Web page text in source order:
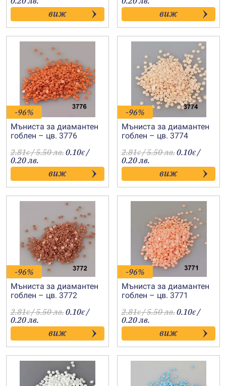
виж виж
-96%
Мъниста за диамантен
гоблен – цв. 3776
2.81€/ 5.50 лв.0.10€ /
0.20 лв.
виж
-96%
Мъниста за диамантен
гоблен – цв. 3774
2.81€/ 5.50 лв.0.10€ /
0.20 лв.
виж
-96%
Мъниста за диамантен
гоблен – цв. 3772
2.81€/ 5.50 лв.0.10€ /
0.20 лв.
виж
-96%
Мъниста за диамантен
гоблен – цв. 3771
2.81€/ 5.50 лв.0.10€ /
0.20 лв.
виж